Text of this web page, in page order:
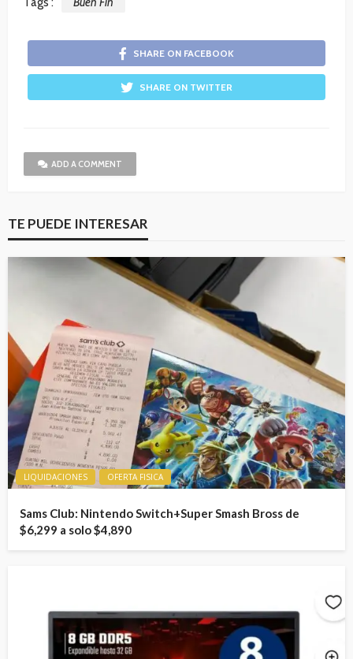
SHARE ON FACEBOOK
SHARE ON TWITTER
ADD A COMMENT
TE PUEDE INTERESAR
LIQUIDACIONES OFERTA FISICA
Sams Club: Nintendo Switch+Super Smash Bross de
$6,299 a solo $4,890